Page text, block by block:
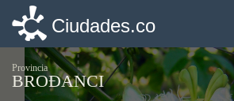
Ciudades.co
Provincia
BROĐANCI
Ciudades.co